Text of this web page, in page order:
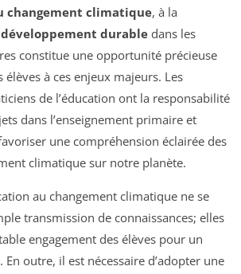
changement climatique, à la
développement durable dans les
constitue une opportunité précieuse
à ces enjeux majeurs. Les
de l’éducation ont la responsabilité
dans l’enseignement primaire et
une compréhension éclairée des
climatique sur notre planète.
au changement climatique ne se
transmission de connaissances; elles
engagement des élèves pour un
outre, il est nécessaire d’adopter une